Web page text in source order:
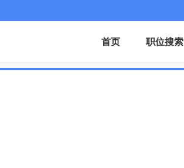
首页 职位搜索